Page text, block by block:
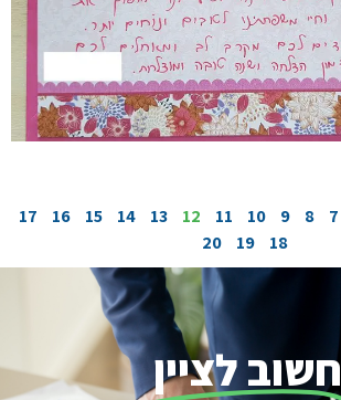
7
8
9
10
11
12
13
14
15
16
17
18
19
20
חשוב לציין